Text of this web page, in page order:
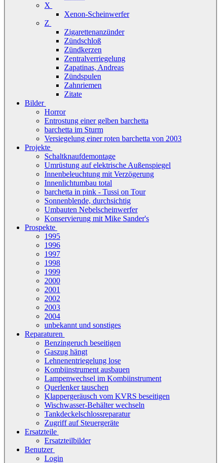
X
Xenon-Scheinwerfer
Z
Zigarettenanzünder
Zündschloß
Zündkerzen
Zentralverriegelung
Zapatinas, Andreas
Zündspulen
Zahnriemen
Zitate
Bilder
Horror
Entrostung einer gelben barchetta
barchetta im Sturm
Versiegelung einer roten barchetta von 2003
Projekte
Schaltknaufdemontage
Umrüstung auf elektrische Außenspiegel
Innenbeleuchtung mit Verzögerung
Innenlichtumbau total
barchetta in pink - Tussi on Tour
Sonnenblende, durchsichtig
Umbauten Nebelscheinwerfer
Konservierung mit Mike Sander's
Prospekte
1995
1996
1997
1998
1999
2000
2001
2002
2003
2004
unbekannt und sonstiges
Reparaturen
Benzingeruch beseitigen
Gaszug hängt
Lehnenentriegelung lose
Kombiinstrument ausbauen
Lampenwechsel im Kombiinstrument
Querlenker tauschen
Klappergeräusch vom KVRS beseitigen
Wischwasser-Behälter wechseln
Tankdeckelschlossreparatur
Zugriff auf Steuergeräte
Ersatzteile
Ersatzteilbilder
Benutzer
Login